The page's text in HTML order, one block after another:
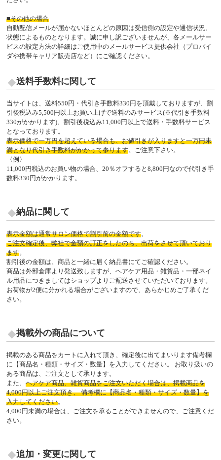
■その他の場合
自動配信メールが届かないほとんどの原因は受信側の設定や通信状況、
状態によるものとなります。誠に申し訳ございませんが、各メールサー
ビスの設定方法の詳細はご使用中のメールサービス提供会社（プロバイ
ダや携帯キャリア販売店など）にご確認ください。
送料手数料に関して
当サイトは、送料550円・代引き手数料330円を頂戴しておりますが、割
引後税込み5,500円以上お買い上げで送料のみサービス(※代引き手数料
330がかかります)、割引後税込み11,000円以上で送料・手数料サービス
となっております。
表示価格で一万円を超えている場合も、お値引きが入りますと一万円未
満となり代引き手数料がかかって参ります。ご注意下さい。
〈例〉
11,000円税込のお買い物の場合、20％オフすると8,800円なので代引き手
数料330円がかかります。
納品に関して
表示金額は通常サロン価格で割引前の金額です。
ご注文確定後、弊社で金額の訂正をしたのち、出荷をさせて頂いており
ます。
割引後の金額は、商品と一緒に届く納品書にてご確認ください。
商品は外部倉庫より発送致しますが、ヘアケア用品・雑貨品・一部ネイ
ル用品につきましてはショップよりご配送させていただいております。
お荷物が2便に分かれる場合がございますので、あらかじめご了承くだ
さい。
掲載外の商品について
掲載のある商品をカートに入れて頂き、確定後に出てまいります備考欄
に【商品名・種類・サイズ・数量】を入力してください。 お取り扱いの
ある商品は、ご注文として承ります。
また、ヘアケア商品、雑貨商品をご注文いただく場合は、掲載商品を
4,000円以上ご注文頂き、 備考欄に【商品名・種類・サイズ・数量】を
入力してください。
4,000円未満の場合は、ご注文を承ることができませんので、ご注意くだ
さい。
追加・変更に関して